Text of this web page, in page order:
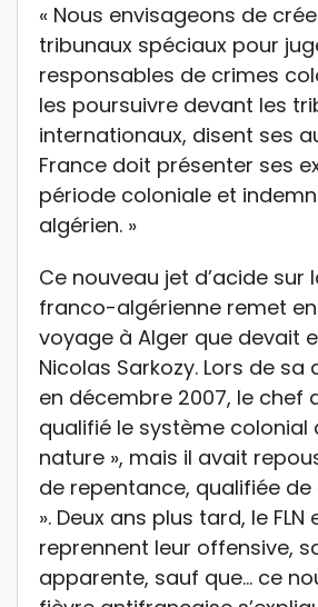
« Nous envisageons de
tribunaux spéciaux pour
responsables de crimes
les poursuivre devant les
internationaux, disent ses
France doit présenter ses
période coloniale et
algérien. »
Ce nouveau jet d’acide sur
franco-algérienne remet
voyage à Alger que devait
Nicolas Sarkozy. Lors de sa
en décembre 2007, le chef
qualifié le système colonial
nature », mais il avait
de repentance, qualifiée de
». Deux ans plus tard, le
reprennent leur offensive,
apparente, sauf que… ce